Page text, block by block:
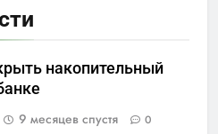
накопительный
9 месяцев спустя 0